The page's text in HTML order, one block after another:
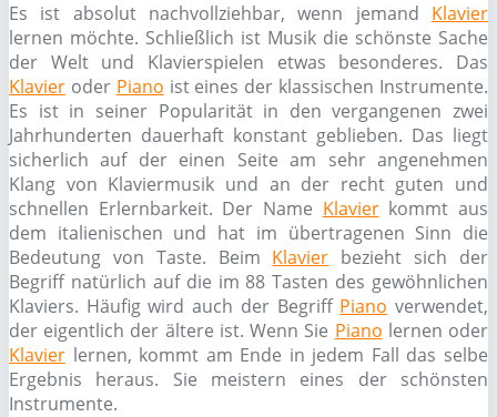
Es ist absolut nachvollziehbar, wenn jemand Klavier
lernen möchte. Schließlich ist Musik die schönste Sache
der Welt und Klavierspielen etwas besonderes. Das
Klavier oder Piano ist eines der klassischen Instrumente.
Es ist in seiner Popularität in den vergangenen zwei
Jahrhunderten dauerhaft konstant geblieben. Das liegt
sicherlich auf der einen Seite am sehr angenehmen
Klang von Klaviermusik und an der recht guten und
schnellen Erlernbarkeit. Der Name Klavierkommt aus
dem italienischen und hat im übertragenen Sinn die
Bedeutung von Taste. Beim Klavier bezieht sich der
Begriff natürlich auf die im 88 Tasten des gewöhnlichen
Klaviers. Häufig wird auch der Begriff Piano verwendet,
der eigentlich der ältere ist. Wenn Sie Piano lernen oder
Klavier lernen, kommt am Ende in jedem Fall das selbe
Ergebnis heraus. Sie meistern eines der schönsten
Instrumente.